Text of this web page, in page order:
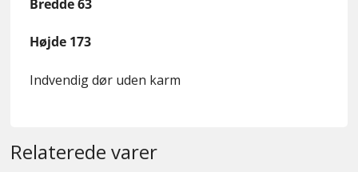
Bredde 63
Højde 173
Indvendig dør uden karm
Relaterede varer